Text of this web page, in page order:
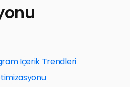
İçerik Trendleri